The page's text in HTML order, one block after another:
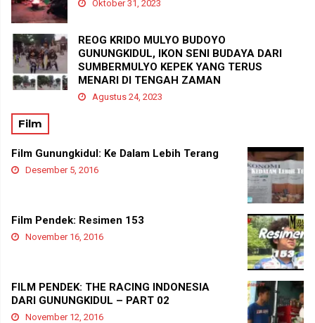
Oktober 31, 2023
REOG KRIDO MULYO BUDOYO
GUNUNGKIDUL, IKON SENI BUDAYA DARI
SUMBERMULYO KEPEK YANG TERUS
MENARI DI TENGAH ZAMAN
Agustus 24, 2023
Film
Film Gunungkidul: Ke Dalam Lebih Terang
Desember 5, 2016
Film Pendek: Resimen 153
November 16, 2016
FILM PENDEK: THE RACING INDONESIA
DARI GUNUNGKIDUL – PART 02
November 12, 2016